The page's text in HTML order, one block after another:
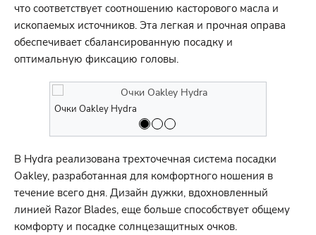
что соответствует соотношению касторового масла и
ископаемых источников. Эта легкая и прочная оправа
обеспечивает сбалансированную посадку и
оптимальную фиксацию головы.
Очки Oakley Hydra
В Hydra реализована трехточечная система посадки
Oakley, разработанная для комфортного ношения в
течение всего дня. Дизайн дужки, вдохновленный
линией Razor Blades, еще больше способствует общему
комфорту и посадке солнцезащитных очков.